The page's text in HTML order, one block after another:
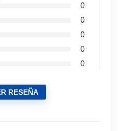
0
0
0
0
0
RESEÑA